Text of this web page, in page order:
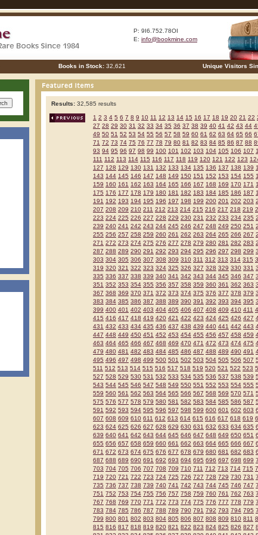
P: 9I6.752.78OI
E: info@bookmine.com
Books in Stock: 32,621 Unique Visitors
Results: 32,585 results
1 2 3 4 5 6 7 8 9 10 11 12 13 14 15 16 17 18 19 20 21 22
27 28 29 30 31 32 33 34 35 36 37 38 39 40 41 42 43 44
49 50 51 52 53 54 55 56 57 58 59 60 61 62 63 64 65 66
71 72 73 74 75 76 77 78 79 80 81 82 83 84 85 86 87 88
93 94 95 96 97 98 99 100 101 102 103 104 105 106 107
111 112 113 114 115 116 117 118 119 120 121 122 123
127 128 129 130 131 132 133 134 135 136 137 138 139
143 144 145 146 147 148 149 150 151 152 153 154 155
159 160 161 162 163 164 165 166 167 168 169 170 171
175 176 177 178 179 180 181 182 183 184 185 186 187
191 192 193 194 195 196 197 198 199 200 201 202 203
207 208 209 210 211 212 213 214 215 216 217 218 219
223 224 225 226 227 228 229 230 231 232 233 234 235
239 240 241 242 243 244 245 246 247 248 249 250 251
255 256 257 258 259 260 261 262 263 264 265 266 267
271 272 273 274 275 276 277 278 279 280 281 282 283
287 288 289 290 291 292 293 294 295 296 297 298 299
303 304 305 306 307 308 309 310 311 312 313 314 315
319 320 321 322 323 324 325 326 327 328 329 330 331
335 336 337 338 339 340 341 342 343 344 345 346 347
351 352 353 354 355 356 357 358 359 360 361 362 363
367 368 369 370 371 372 373 374 375 376 377 378 379
383 384 385 386 387 388 389 390 391 392 393 394 395
399 400 401 402 403 404 405 406 407 408 409 410 411
415 416 417 418 419 420 421 422 423 424 425 426 427
431 432 433 434 435 436 437 438 439 440 441 442 443
447 448 449 450 451 452 453 454 455 456 457 458 459
463 464 465 466 467 468 469 470 471 472 473 474 475
479 480 481 482 483 484 485 486 487 488 489 490 491
495 496 497 498 499 500 501 502 503 504 505 506 507
511 512 513 514 515 516 517 518 519 520 521 522 523
527 528 529 530 531 532 533 534 535 536 537 538 539
543 544 545 546 547 548 549 550 551 552 553 554 555
559 560 561 562 563 564 565 566 567 568 569 570 571
575 576 577 578 579 580 581 582 583 584 585 586 587
591 592 593 594 595 596 597 598 599 600 601 602 603
607 608 609 610 611 612 613 614 615 616 617 618 619
623 624 625 626 627 628 629 630 631 632 633 634 635
639 640 641 642 643 644 645 646 647 648 649 650 651
655 656 657 658 659 660 661 662 663 664 665 666 667
671 672 673 674 675 676 677 678 679 680 681 682 683
687 688 689 690 691 692 693 694 695 696 697 698 699
703 704 705 706 707 708 709 710 711 712 713 714 715
719 720 721 722 723 724 725 726 727 728 729 730 731
735 736 737 738 739 740 741 742 743 744 745 746 747
751 752 753 754 755 756 757 758 759 760 761 762 763
767 768 769 770 771 772 773 774 775 776 777 778 779
783 784 785 786 787 788 789 790 791 792 793 794 795
799 800 801 802 803 804 805 806 807 808 809 810 811
815 816 817 818 819 820 821 822 823 824 825 826 827